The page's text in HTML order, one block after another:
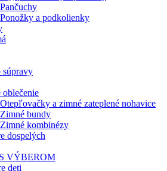
Pančuchy
Ponožky a podkolienky
súpravy
oblečenie
Otepľovačky a zimné zateplené nohavice
Zimné bundy
Zimné kombinézy
dospelých
VÝBEROM
deti